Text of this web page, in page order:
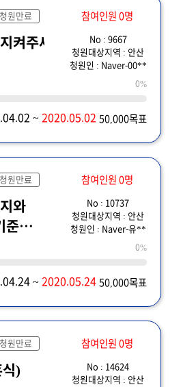
청원만료 참여인원 0명
켜주세요
No : 9667
청원대상지역 : 안산
청원인 : Naver-00**
0%
~2020.05.02 50,000목표
청원만료 참여인원 0명
와
준이
No : 10737
청원대상지역 : 안산
청원인 : Naver-유**
0%
~2020.05.24 50,000목표
청원만료 참여인원 0명
식)
No : 14624
청원대상지역 : 안산